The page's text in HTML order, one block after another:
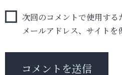
次回のコメントで使用す
メールアドレス、サイトを